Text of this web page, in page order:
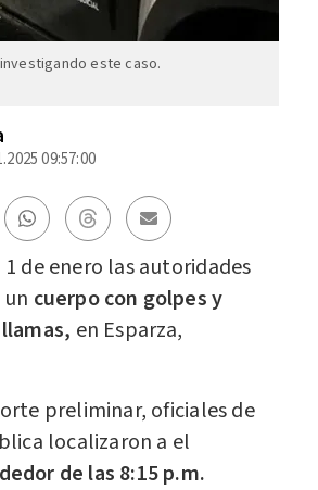
este caso.
09:57:00
de enero las autoridades
cuerpo con golpes y
en Esparza,
preliminar, oficiales de
localizaron a el
de las 8:15 p.m.